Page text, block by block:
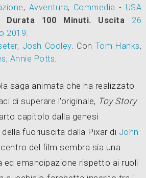
, Avventura, Commedia - USA
Durata 100 Minuti. Uscita
26
2019
, Josh Cooley. Con Tom Hanks,
, Annie Potts
saga animata che ha realizzato
di superare l'originale, Toy Story
capitolo dalla genesi
fuoriuscita dalla Pixar di John
del film sembra sia una
ed emancipazione rispetto ai ruoli